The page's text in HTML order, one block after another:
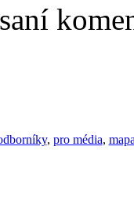
, pro média,